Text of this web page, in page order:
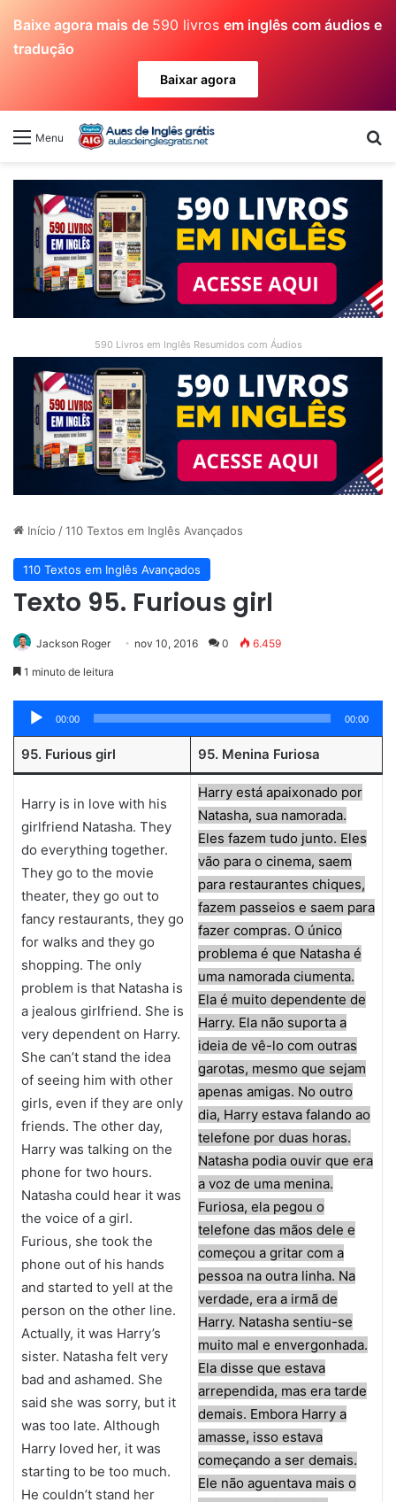
Baixe agora mais de 590 livros em inglês com áudios e
tradução
Baixar agora
Menu
590 Livros em Inglês Resumidos com Áudios
Início /110 Textos em Inglês Avançados
110 Textos em Inglês Avançados
Texto 95. Furious girl
Jackson Roger nov 10, 2016 0 6.459
1 minuto de leitura
Tocador
de
áudio
00:00 00:00
95. Furious girl 95. Menina Furiosa
Harry is in love with his
girlfriend Natasha. They
do everything together.
They go to the movie
theater, they go out to
fancy restaurants, they go
for walks and they go
shopping. The only
problem is that Natasha is
a jealous girlfriend. She is
very dependent on Harry.
She can’t stand the idea
of seeing him with other
girls, even if they are only
friends. The other day,
Harry was talking on the
phone for two hours.
Natasha could hear it was
the voice of a girl.
Furious, she took the
phone out of his hands
and started to yell at the
person on the other line.
Actually, it was Harry’s
sister. Natasha felt very
bad and ashamed. She
said she was sorry, but it
was too late. Although
Harry loved her, it was
starting to be too much.
He couldn’t stand her
Harry está apaixonado por
Natasha, sua namorada.
Eles fazem tudo junto. Eles
vão para o cinema, saem
para restaurantes chiques,
fazem passeios e saem para
fazer compras. O único
problema é que Natasha é
uma namorada ciumenta.
Ela é muito dependente de
Harry. Ela não suporta a
ideia de vê-lo com outras
garotas, mesmo que sejam
apenas amigas. No outro
dia, Harry estava falando ao
telefone por duas horas.
Natasha podia ouvir que era
a voz de uma menina.
Furiosa, ela pegou o
telefone das mãos dele e
começou a gritar com a
pessoa na outra linha. Na
verdade, era a irmã de
Harry. Natasha sentiu-se
muito mal e envergonhada.
Ela disse que estava
arrependida, mas era tarde
demais. Embora Harry a
amasse, isso estava
começando a ser demais.
Ele não aguentava mais o